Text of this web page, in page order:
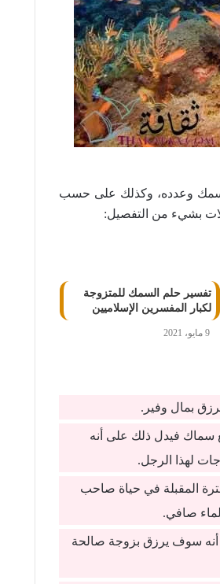
وعدده، وكذلك على حسب
بشيء من التفصيل:
تفسير حلم السمك للمتزوجة
لكبار المفسرين الإسلاميين
9 مايو، 2021
بمال وفير.
سماك فيدل ذلك على أنه
لهذا الرجل.
المقبلة في حياة صاحب
صافي.
سوف يرزق بزوجة صالحة